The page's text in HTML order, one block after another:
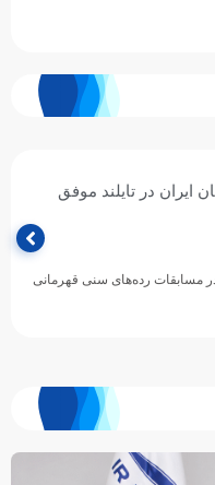
ایران در تایلند موفق
مسابقات رده‌های سنی قهرمانی